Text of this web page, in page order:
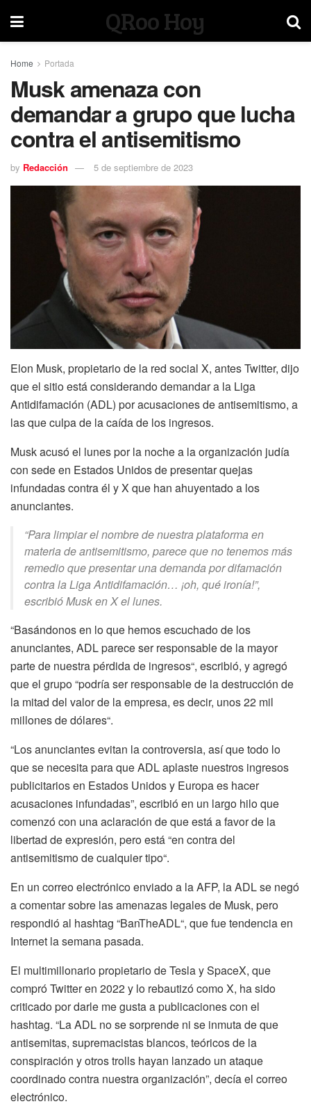
QRoo Hoy
Home Portada
Musk amenaza con
demandar a grupo que lucha
contra el antisemitismo
by Redacción 5 de septiembre de 2023
Elon Musk, propietario de la red social X, antes Twitter, dijo
que el sitio está considerando demandar a la Liga
Antidifamación (ADL) por acusaciones de antisemitismo, a
las que culpa de la caída de los ingresos.
Musk acusó el lunes por la noche a la organización judía
con sede en Estados Unidos de presentar quejas
infundadas contra él y X que han ahuyentado a los
anunciantes.
“Para limpiar el nombre de nuestra plataforma en
materia de antisemitismo, parece que no tenemos más
remedio que presentar una demanda por difamación
contra la Liga Antidifamación… ¡oh, qué ironía!”,
escribió Musk en X el lunes.
“Basándonos en lo que hemos escuchado de los
anunciantes, ADL parece ser responsable de la mayor
parte de nuestra pérdida de ingresos“, escribió, y agregó
que el grupo “podría ser responsable de la destrucción de
la mitad del valor de la empresa, es decir, unos 22 mil
millones de dólares“.
“Los anunciantes evitan la controversia, así que todo lo
que se necesita para que ADL aplaste nuestros ingresos
publicitarios en Estados Unidos y Europa es hacer
acusaciones infundadas”, escribió en un largo hilo que
comenzó con una aclaración de que está a favor de la
libertad de expresión, pero está “en contra del
antisemitismo de cualquier tipo“.
En un correo electrónico enviado a la AFP, la ADL se negó
a comentar sobre las amenazas legales de Musk, pero
respondió al hashtag “BanTheADL“, que fue tendencia en
Internet la semana pasada.
El multimillonario propietario de Tesla y SpaceX, que
compró Twitter en 2022 y lo rebautizó como X, ha sido
criticado por darle me gusta a publicaciones con el
hashtag. “La ADL no se sorprende ni se inmuta de que
antisemitas, supremacistas blancos, teóricos de la
conspiración y otros trolls hayan lanzado un ataque
coordinado contra nuestra organización”, decía el correo
electrónico.